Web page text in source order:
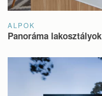
ALPOK
Panoráma lakosztályok